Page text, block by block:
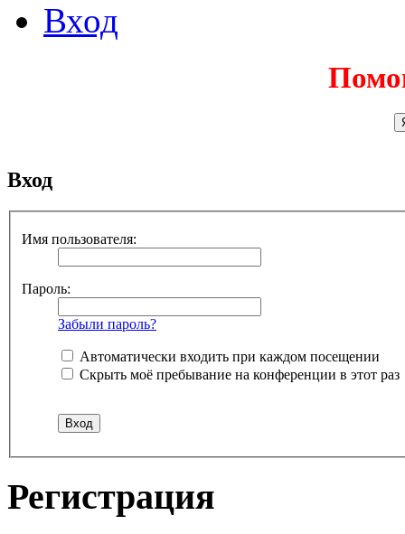
Вход
Вход
Имя пользователя:
Пароль:
Забыли пароль?
Автоматически входить при каждом посещении
Скрыть моё пребывание на конференции в этот раз
Регистрация